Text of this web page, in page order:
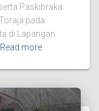
Paskibraka
pada
di Lapangan
Read more